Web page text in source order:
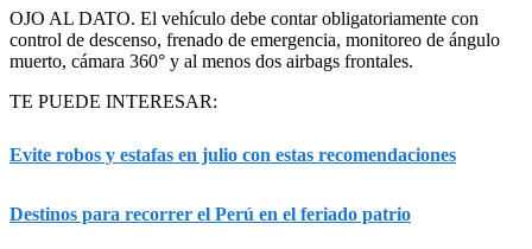
OJO AL DATO. El vehículo debe contar obligatoriamente con
control de descenso, frenado de emergencia, monitoreo de ángulo
muerto, cámara 360° y al menos dos airbags frontales.
TE PUEDE INTERESAR:
Evite robos y estafas en julio con estas recomendaciones
Destinos para recorrer el Perú en el feriado patrio